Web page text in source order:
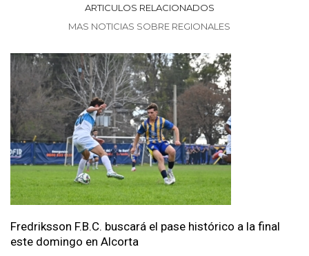
ARTICULOS RELACIONADOS
MAS NOTICIAS SOBRE REGIONALES
Fredriksson F.B.C. buscará el pase histórico a la final
este domingo en Alcorta